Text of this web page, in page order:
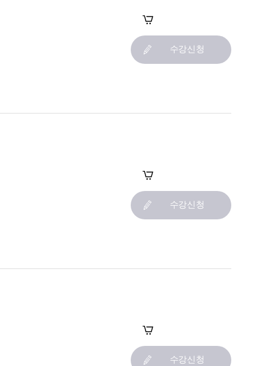
수강신청
수강신청
수강신청